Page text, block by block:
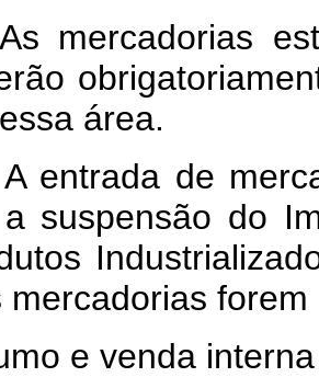
mercadorias
área.
A entrada de
suspensão do
mercadorias
e venda